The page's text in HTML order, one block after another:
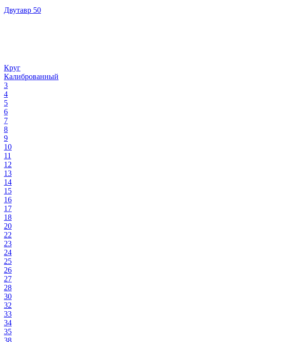
Двутавр 50
Круг
Калиброванный
3
4
5
6
7
8
9
10
11
12
13
14
15
16
17
18
20
22
23
24
25
26
27
28
30
32
33
34
35
38